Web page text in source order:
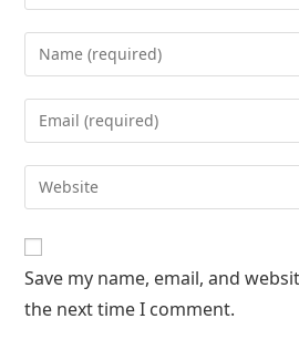
Save my name, email, and
the next time I comment.